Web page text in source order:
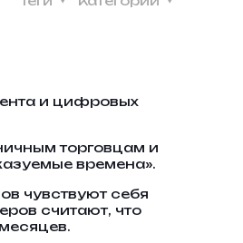
и цифровых
торговцам и
времена».
чувствуют себя
считают, что